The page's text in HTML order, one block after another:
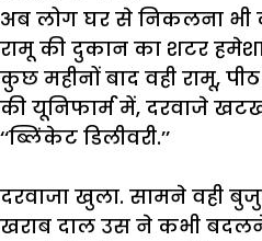
अब लोग घर से निकलना भी
रामू की दुकान का शटर
कुछ महीनों बाद वही रामू, पीठ
की यूनिफार्म में, दरवाजे
‘‘ब्लिंकेट डिलीवरी.’’
दरवाजा खुला. सामने वही
खराब दाल उस ने कभी